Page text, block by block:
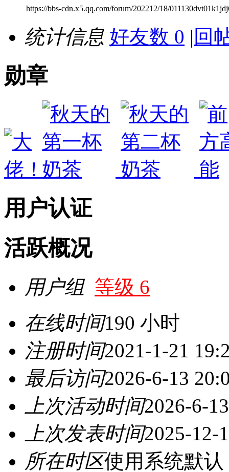
https://bbs-cdn.x5.qq.com/forum/202212/18/
统计信息 好友数 0 | 回
勋章
用户认证
活跃概况
用户组 等级 6
在线时间190 小时
注册时间2021-1-21
最后访问2026-6-13
上次活动时间2026-6-
上次发表时间2025-12-
所在时区使用系统默认